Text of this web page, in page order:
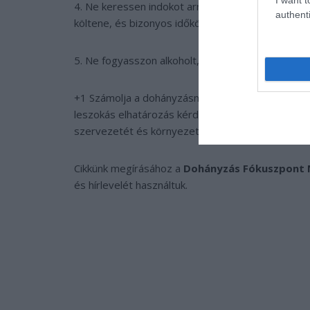
4. Ne keressen indokot arra, hogy ismét
költene, és bizonyos időközönként jutalmazza
5. Ne fogyasszon alkoholt, mivel az megnöveli a
+1 Számolja a dohányzásmentes napokat és
leszokás elhatározás kérdése! Hagyjon fel
szervezetét és környezetét.
Cikkünk megírásához a Dohányzás
és hírlevelét használtuk.